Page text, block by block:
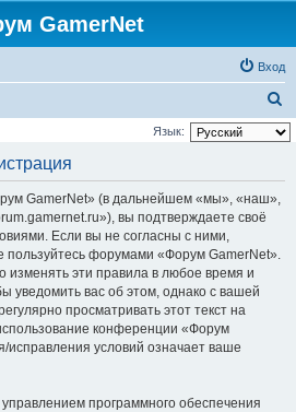
GamerNet
Вход
о
Язык:
GamerNet» (в дальнейшем «мы», «наш»,
вы подтверждаете своё
Если вы не согласны с ними,
пользуйтесь форумами «Форум GamerNet».
изменять эти правила в любое время и
уведомить вас об этом, однако с вашей
просматривать этот текст на
конференции «Форум
исправления условий означает ваше
программного обеспечения